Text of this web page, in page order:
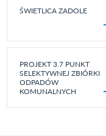
ŚWIETLICA ZADOLE
PROJEKT 3.7 PUNKT
SELEKTYWNEJ ZBIÓRKI
ODPADÓW
KOMUNALNYCH